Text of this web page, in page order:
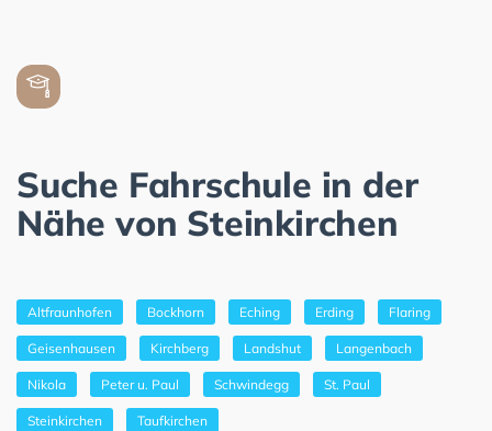
Suche Fahrschule in der
Nähe von Steinkirchen
Altfraunhofen Bockhorn Eching Erding Flaring
Geisenhausen Kirchberg Landshut Langenbach
Nikola Peter u. Paul Schwindegg St. Paul
Steinkirchen Taufkirchen